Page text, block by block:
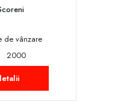
de vânzare
2000